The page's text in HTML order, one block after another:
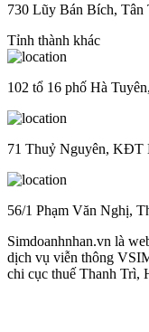
730 Lũy Bán Bích, Tân
Tỉnh thành khác
102 tổ 16 phố Hà
71 Thuỷ Nguyên, KĐT
56/1 Phạm Văn Nghị,
Simdoanhnhan.vn là
dịch vụ viễn thông
chi cục thuế Thanh Trì,